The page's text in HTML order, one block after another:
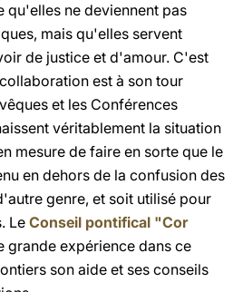
qu'elles ne deviennent pas
mais qu'elles servent
de justice et d'amour. C'est
est à son tour
et les Conférences
véritablement la situation
mesure de faire en sorte que le
en dehors de la confusion des
genre, et soit utilisé pour
Le Conseil pontifical "Cor
grande expérience dans ce
son aide et ses conseils